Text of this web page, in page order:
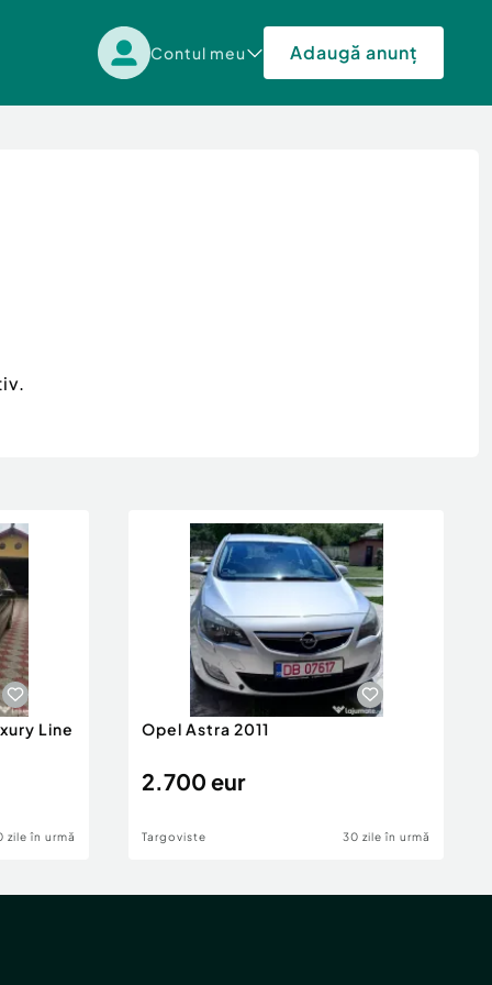
Contul meu Adaugă anunț
Line
zile în urmă
Opel Astra 2011
2.700 eur
Targoviste 30 zile în urmă